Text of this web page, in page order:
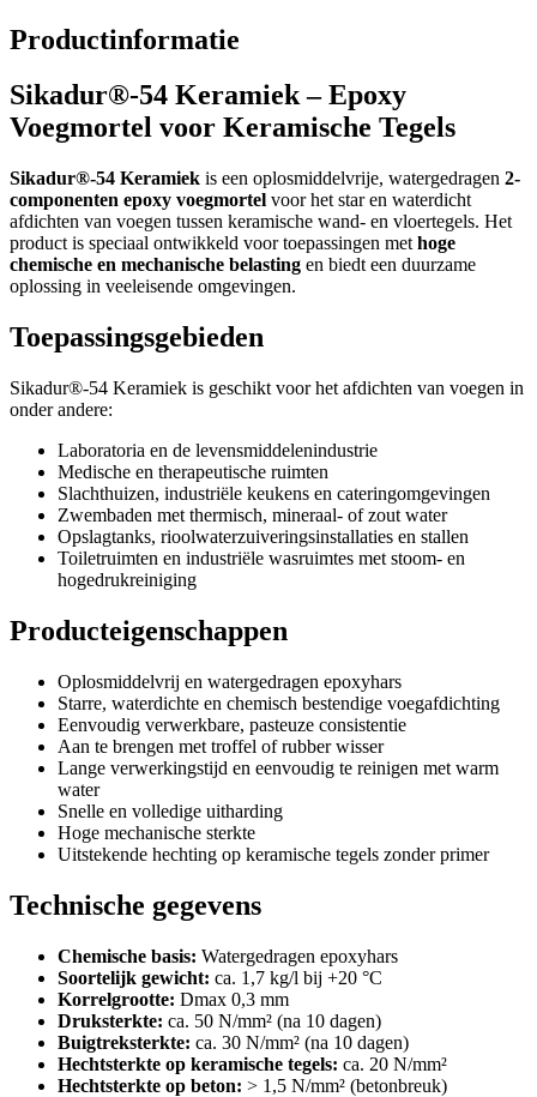
Productinformatie
Sikadur®-54 Keramiek – Epoxy
Voegmortel voor Keramische Tegels
Sikadur®-54 Keramiek is een oplosmiddelvrije, watergedragen 2-
componenten epoxy voegmortel voor het star en waterdicht
afdichten van voegen tussen keramische wand- en vloertegels. Het
product is speciaal ontwikkeld voor toepassingen met hoge
chemische en mechanische belasting en biedt een duurzame
oplossing in veeleisende omgevingen.
Toepassingsgebieden
Sikadur®-54 Keramiek is geschikt voor het afdichten van voegen in
onder andere:
Laboratoria en de levensmiddelenindustrie
Medische en therapeutische ruimten
Slachthuizen, industriële keukens en cateringomgevingen
Zwembaden met thermisch, mineraal- of zout water
Opslagtanks, rioolwaterzuiveringsinstallaties en stallen
Toiletruimten en industriële wasruimtes met stoom- en
hogedrukreiniging
Producteigenschappen
Oplosmiddelvrij en watergedragen epoxyhars
Starre, waterdichte en chemisch bestendige voegafdichting
Eenvoudig verwerkbare, pasteuze consistentie
Aan te brengen met troffel of rubber wisser
Lange verwerkingstijd en eenvoudig te reinigen met warm
water
Snelle en volledige uitharding
Hoge mechanische sterkte
Uitstekende hechting op keramische tegels zonder primer
Technische gegevens
Chemische basis: Watergedragen epoxyhars
Soortelijk gewicht: ca. 1,7 kg/l bij +20 °C
Korrelgrootte: Dmax 0,3 mm
Druksterkte: ca. 50 N/mm² (na 10 dagen)
Buigtreksterkte: ca. 30 N/mm² (na 10 dagen)
Hechtsterkte op keramische tegels: ca. 20 N/mm²
Hechtsterkte op beton: > 1,5 N/mm² (betonbreuk)